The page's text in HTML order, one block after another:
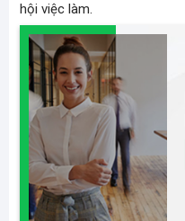
hội việc làm.